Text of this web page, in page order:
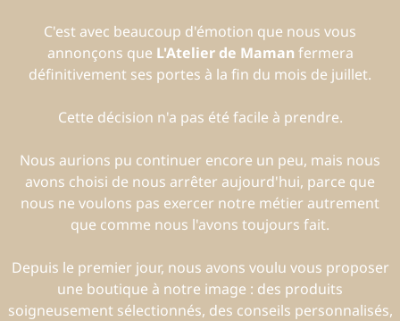
C'est avec beaucoup d'émotion que nous vous
annonçons que L'Atelier de Maman fermera
définitivement ses portes à la fin du mois de juillet.
Cette décision n'a pas été facile à prendre.
Nous aurions pu continuer encore un peu, mais nous
avons choisi de nous arrêter aujourd'hui, parce que
nous ne voulons pas exercer notre métier autrement
que comme nous l'avons toujours fait.
Depuis le premier jour, nous avons voulu vous proposer
une boutique à notre image : des produits
soigneusement sélectionnés, des conseils personnalisés,